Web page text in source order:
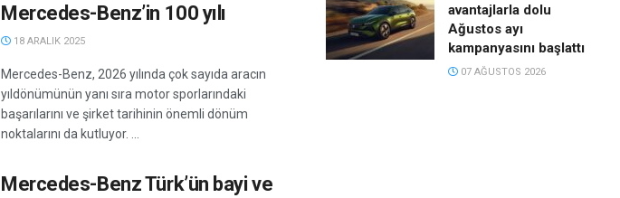
Mercedes-Benz’in 100 yılı
18 ARALIK 2025
Mercedes-Benz, 2026 yılında çok sayıda aracın
yıldönümünün yanı sıra motor sporlarındaki
başarılarını ve şirket tarihinin önemli dönüm
noktalarını da kutluyor. ...
Mercedes-Benz Türk’ün bayi ve
avantajlarla dolu
Ağustos ayı
kampanyasını başlattı
07 AĞUSTOS 2026